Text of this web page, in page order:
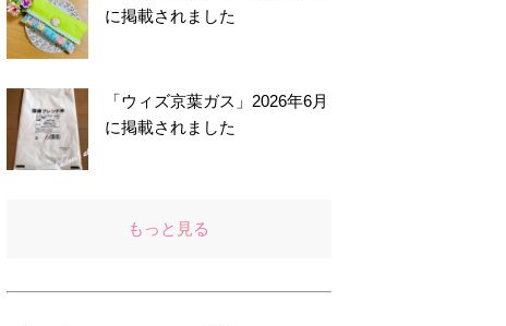
に掲載されました
「ウィズ京葉ガス」2026年6月
に掲載されました
もっと見る